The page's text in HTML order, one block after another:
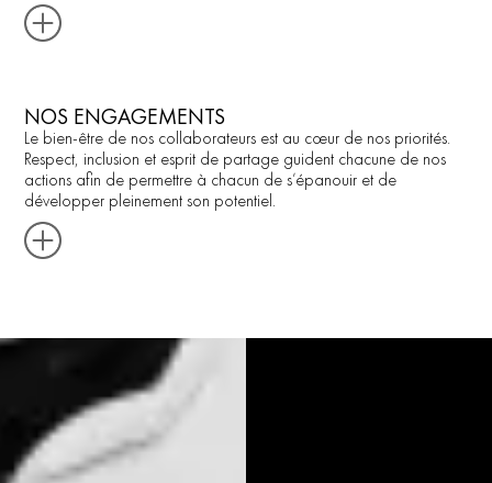
NOS ENGAGEMENTS
Le bien-être de nos collaborateurs est au cœur de nos priorités.
Respect, inclusion et esprit de partage guident chacune de nos
actions afin de permettre à chacun de s’épanouir et de
développer pleinement son potentiel.